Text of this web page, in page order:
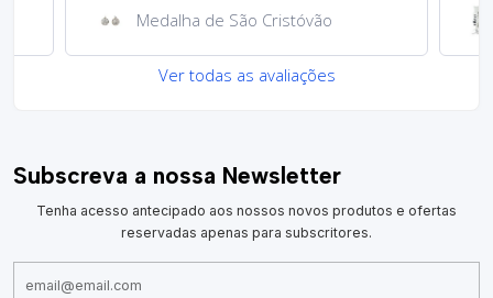
Medalha de São Cristóvão
Ver todas as avaliações
Subscreva a nossa Newsletter
Tenha acesso antecipado aos nossos novos produtos e ofertas
reservadas apenas para subscritores.